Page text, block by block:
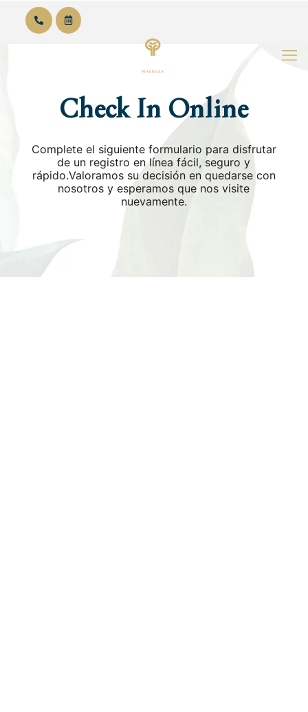
Check In Online
Complete el siguiente formulario para disfrutar
de un registro en línea fácil, seguro y
rápido.Valoramos su decisión en quedarse con
nosotros y esperamos que nos visite
nuevamente.